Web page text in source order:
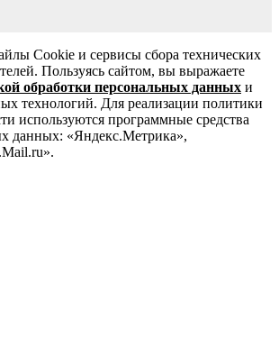
Cookie и сервисы сбора технических
Пользуясь сайтом, вы выражаете
обработки персональных данных и
технологий. Для реализации политики
используются программные средства
данных: «Яндекс.Метрика»,